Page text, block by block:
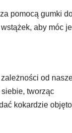
pomocą gumki
aby móc je
od
tworząc
kokardzie